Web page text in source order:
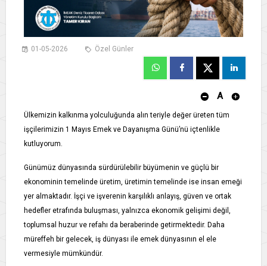
01-05-2026 Özel Günler
A
Ülkemizin kalkınma yolculuğunda alın teriyle değer üreten tüm
işçilerimizin 1 Mayıs Emek ve Dayanışma Günü’nü içtenlikle
kutluyorum.
Günümüz dünyasında sürdürülebilir büyümenin ve güçlü bir
ekonominin temelinde üretim, üretimin temelinde ise insan emeği
yer almaktadır. İşçi ve işverenin karşılıklı anlayış, güven ve ortak
hedefler etrafında buluşması, yalnızca ekonomik gelişimi değil,
toplumsal huzur ve refahı da beraberinde getirmektedir. Daha
müreffeh bir gelecek, iş dünyası ile emek dünyasının el ele
vermesiyle mümkündür.